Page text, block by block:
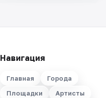
Навигация
Главная
Города
Площадки
Артисты